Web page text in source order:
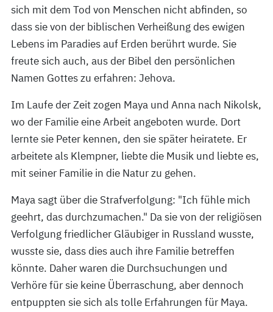
sich mit dem Tod von Menschen nicht abfinden, so
dass sie von der biblischen Verheißung des ewigen
Lebens im Paradies auf Erden berührt wurde. Sie
freute sich auch, aus der Bibel den persönlichen
Namen Gottes zu erfahren: Jehova.
Im Laufe der Zeit zogen Maya und Anna nach Nikolsk,
wo der Familie eine Arbeit angeboten wurde. Dort
lernte sie Peter kennen, den sie später heiratete. Er
arbeitete als Klempner, liebte die Musik und liebte es,
mit seiner Familie in die Natur zu gehen.
Maya sagt über die Strafverfolgung: "Ich fühle mich
geehrt, das durchzumachen." Da sie von der religiösen
Verfolgung friedlicher Gläubiger in Russland wusste,
wusste sie, dass dies auch ihre Familie betreffen
könnte. Daher waren die Durchsuchungen und
Verhöre für sie keine Überraschung, aber dennoch
entpuppten sie sich als tolle Erfahrungen für Maya.